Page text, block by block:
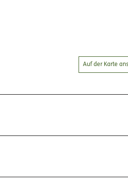
Auf der Karte